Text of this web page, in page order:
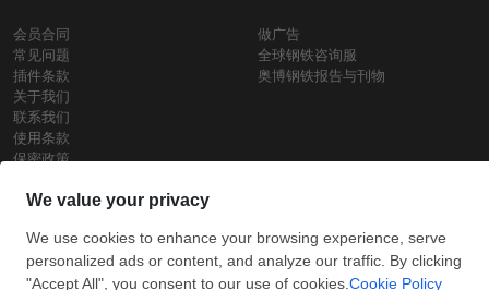
会员合同
常见问题
插件条款
关于我们
联系我们
使用条款
保密政策
做广告
全球钢铁咨询服
奥博钢铁报告与刊物
铁价格
每日废钢价格
盘条价格
保留所有权利
订 信用卡支 支付宝支